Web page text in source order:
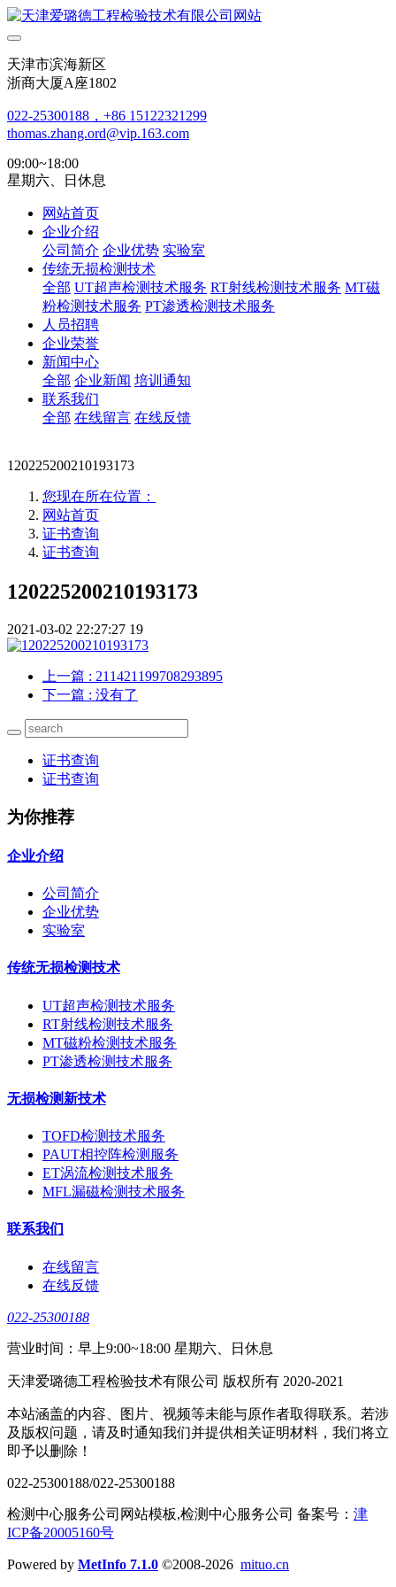
天津市滨海新区
浙商大厦A座1802
022-25300188，+86 15122321299
thomas.zhang.ord@vip.163.com
09:00~18:00
星期六、日休息
网站首页
企业介绍
公司简介 企业优势 实验室
传统无损检测技术
全部 UT超声检测技术服务 RT射线检测技术服务 MT磁
粉检测技术服务 PT渗透检测技术服务
人员招聘
企业荣誉
新闻中心
全部 企业新闻 培训通知
联系我们
全部 在线留言 在线反馈
120225200210193173
您现在所在位置：
网站首页
证书查询
证书查询
120225200210193173
2021-03-02 22:27:27 19
上一篇 : 211421199708293895
下一篇 : 没有了
证书查询
证书查询
为你推荐
企业介绍
公司简介
企业优势
实验室
传统无损检测技术
UT超声检测技术服务
RT射线检测技术服务
MT磁粉检测技术服务
PT渗透检测技术服务
无损检测新技术
TOFD检测技术服务
PAUT相控阵检测服务
ET涡流检测技术服务
MFL漏磁检测技术服务
联系我们
在线留言
在线反馈
022-25300188
营业时间：早上9:00~18:00 星期六、日休息
天津爱璐德工程检验技术有限公司 版权所有 2020-2021
本站涵盖的内容、图片、视频等未能与原作者取得联系。若涉
及版权问题，请及时通知我们并提供相关证明材料，我们将立
即予以删除！
022-25300188/022-25300188
检测中心服务公司网站模板,检测中心服务公司 备案号： 津
ICP备20005160号
Powered by MetInfo 7.1.0 ©2008-2026 mituo.cn